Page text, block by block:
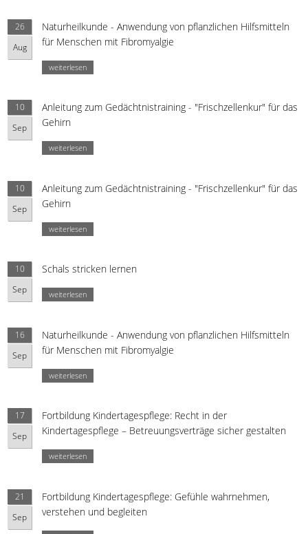
26
Aug
Naturheilkunde - Anwendung von pflanzlichen Hilfsmitteln
für Menschen mit Fibromyalgie
weiterlesen
10
Sep
Anleitung zum Gedächtnistraining - "Frischzellenkur" für das
Gehirn
weiterlesen
10
Sep
Anleitung zum Gedächtnistraining - "Frischzellenkur" für das
Gehirn
weiterlesen
10
Sep
Schals stricken lernen
weiterlesen
16
Sep
Naturheilkunde - Anwendung von pflanzlichen Hilfsmitteln
für Menschen mit Fibromyalgie
weiterlesen
17
Sep
Fortbildung Kindertagespflege: Recht in der
Kindertagespflege – Betreuungsverträge sicher gestalten
weiterlesen
21
Sep
Fortbildung Kindertagespflege: Gefühle wahrnehmen,
verstehen und begleiten